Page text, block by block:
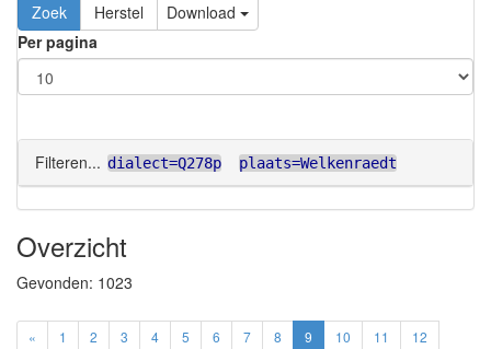
Zoek Herstel
Download
Per pagina
Filteren... dialect=Q278p plaats=Welkenraedt
Overzicht
Gevonden: 1023
« 1 2 3 4 5 6 7 8 9 10 11
12